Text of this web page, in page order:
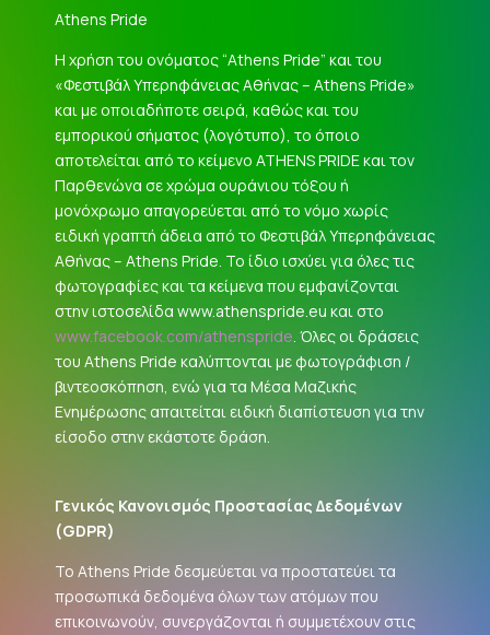
Athens Pride
Η χρήση του ονόματος “Athens Pride” και του
«Φεστιβάλ Υπερηφάνειας Αθήνας – Athens Pride»
και με οποιαδήποτε σειρά, καθώς και του
εμπορικού σήματος (λογότυπο), το όποιο
αποτελείται από το κείμενο ATHENS PRIDE και τον
Παρθενώνα σε χρώμα ουράνιου τόξου ή
μονόχρωμο απαγορεύεται από το νόμο χωρίς
ειδική γραπτή άδεια από το Φεστιβάλ Υπερηφάνειας
Αθήνας – Athens Pride. Το ίδιο ισχύει για όλες τις
φωτογραφίες και τα κείμενα που εμφανίζονται
στην ιστοσελίδα www.athenspride.eu και στο
www.facebook.com/athenspride. Όλες οι δράσεις
του Athens Pride καλύπτονται με φωτογράφιση /
βιντεοσκόπηση, ενώ για τα Μέσα Μαζικής
Ενημέρωσης απαιτείται ειδική διαπίστευση για την
είσοδο στην εκάστοτε δράση.
Γενικός Κανονισμός Προστασίας Δεδομένων
(GDPR)
Το Athens Pride δεσμεύεται να προστατεύει τα
προσωπικά δεδομένα όλων των ατόμων που
επικοινωνούν, συνεργάζονται ή συμμετέχουν στις